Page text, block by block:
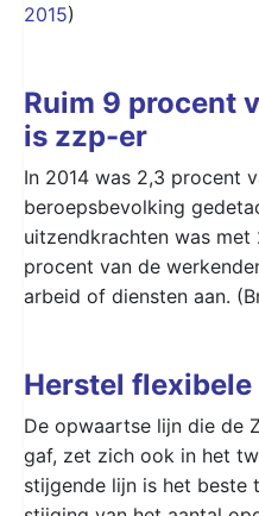
2015)
Ruim 9 procent
is zzp-er
In 2014 was 2,3 procent
beroepsbevolking
uitzendkrachten was
procent van de
arbeid of diensten aan.
Herstel
De opwaartse lijn die de
gaf, zet zich ook in het
stijgende lijn is het beste